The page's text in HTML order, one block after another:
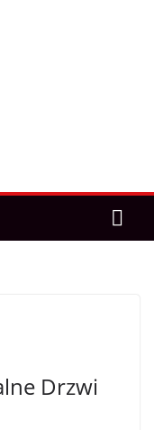
Drzwi